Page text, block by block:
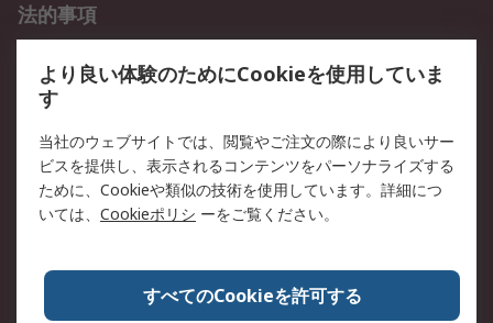
法的事項
クッキーポリシー
RSについて
会社概要
採用情報
プレスリリース＆お知ら
コーポレートサイト
全世界のRS
RSの歴史
ESGへの取り組み（英語）
認証について
より良い体験のためにCookieを使用していま
す
当社のウェブサイトでは、閲覧やご注文の際により良いサー
ビスを提供し、表示されるコンテンツをパーソナライズする
ために、Cookieや類似の技術を使用しています。詳細につ
いては、 Cookieポリシ ーをご覧ください。
すべてのCookieを許可する